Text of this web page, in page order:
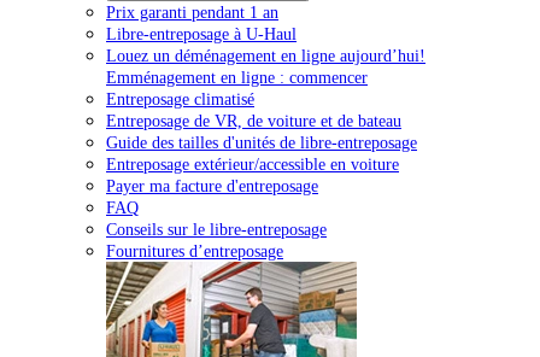
Prix garanti pendant 1 an
Libre-entreposage à U-Haul
Louez un déménagement en ligne aujourd’hui!
Emménagement en ligne : commencer
Entreposage climatisé
Entreposage de VR, de voiture et de bateau
Guide des tailles d'unités de libre-entreposage
Entreposage extérieur/accessible en voiture
Payer ma facture d'entreposage
FAQ
Conseils sur le libre-entreposage
Fournitures d’entreposage